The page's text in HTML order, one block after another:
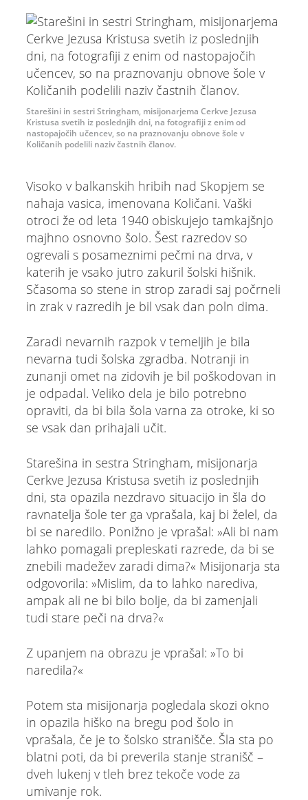
Starešini in sestri Stringham, misijonarjema Cerkve Jezusa
Kristusa svetih iz poslednjih dni, na fotografiji z enim od
nastopajočih učencev, so na praznovanju obnove šole v
Količanih podelili naziv častnih članov.
Visoko v balkanskih hribih nad Skopjem se
nahaja vasica, imenovana Količani. Vaški
otroci že od leta 1940 obiskujejo tamkajšnjo
majhno osnovno šolo. Šest razredov so
ogrevali s posameznimi pečmi na drva, v
katerih je vsako jutro zakuril šolski hišnik.
Sčasoma so stene in strop zaradi saj počrneli
in zrak v razredih je bil vsak dan poln dima.
Zaradi nevarnih razpok v temeljih je bila
nevarna tudi šolska zgradba. Notranji in
zunanji omet na zidovih je bil poškodovan in
je odpadal. Veliko dela je bilo potrebno
opraviti, da bi bila šola varna za otroke, ki so
se vsak dan prihajali učit.
Starešina in sestra Stringham, misijonarja
Cerkve Jezusa Kristusa svetih iz poslednjih
dni, sta opazila nezdravo situacijo in šla do
ravnatelja šole ter ga vprašala, kaj bi želel, da
bi se naredilo. Ponižno je vprašal: »Ali bi nam
lahko pomagali prepleskati razrede, da bi se
znebili madežev zaradi dima?« Misijonarja sta
odgovorila: »Mislim, da to lahko narediva,
ampak ali ne bi bilo bolje, da bi zamenjali
tudi stare peči na drva?«
Z upanjem na obrazu je vprašal: »To bi
naredila?«
Potem sta misijonarja pogledala skozi okno
in opazila hiško na bregu pod šolo in
vprašala, če je to šolsko stranišče. Šla sta po
blatni poti, da bi preverila stanje stranišč –
dveh lukenj v tleh brez tekoče vode za
umivanje rok.